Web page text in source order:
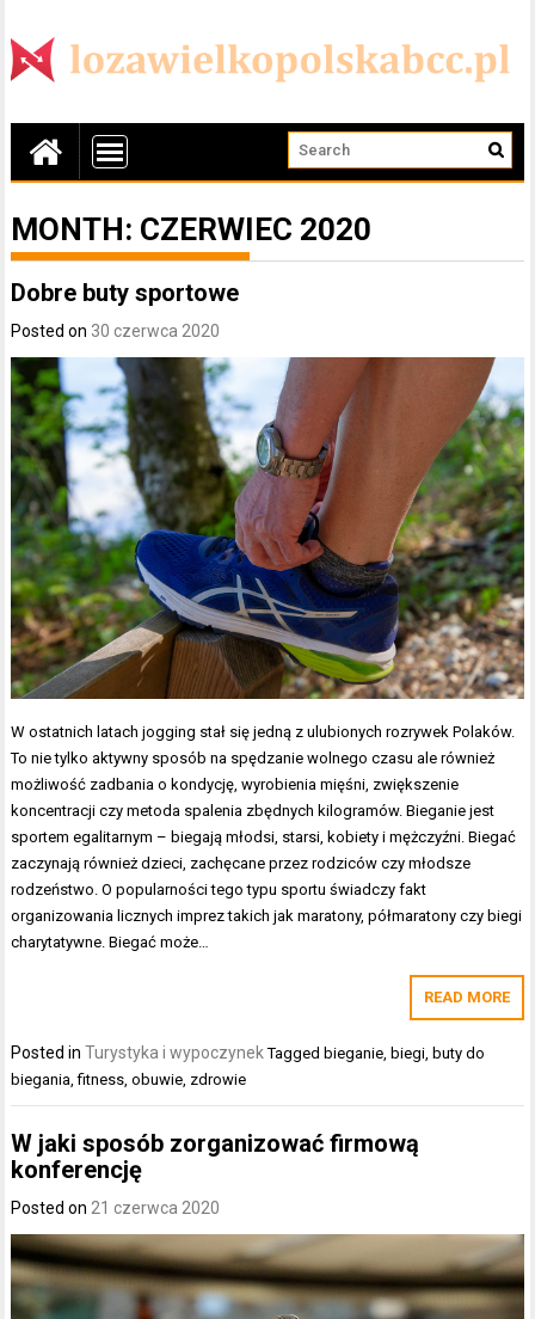
MONTH: CZERWIEC 2020
Dobre buty sportowe
Posted on 30 czerwca 2020
W ostatnich latach jogging stał się jedną z ulubionych rozrywek Polaków.
To nie tylko aktywny sposób na spędzanie wolnego czasu ale również
możliwość zadbania o kondycję, wyrobienia mięśni, zwiększenie
koncentracji czy metoda spalenia zbędnych kilogramów. Bieganie jest
sportem egalitarnym – biegają młodsi, starsi, kobiety i mężczyźni. Biegać
zaczynają również dzieci, zachęcane przez rodziców czy młodsze
rodzeństwo. O popularności tego typu sportu świadczy fakt
organizowania licznych imprez takich jak maratony, półmaratony czy biegi
charytatywne. Biegać może…
READ MORE
Posted inTurystyka i wypoczynek Tagged bieganie, biegi, buty do
biegania,fitness,obuwie, zdrowie
W jaki sposób zorganizować firmową
konferencję
Posted on 21 czerwca 2020